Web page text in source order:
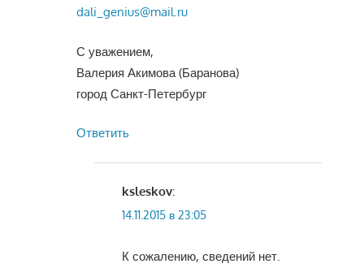
dali_genius@mail.ru
С уважением,
Валерия Акимова (Баранова)
город Санкт-Петербург
Ответить
ksleskov:
14.11.2015 в 23:05
К сожалению, сведений нет.